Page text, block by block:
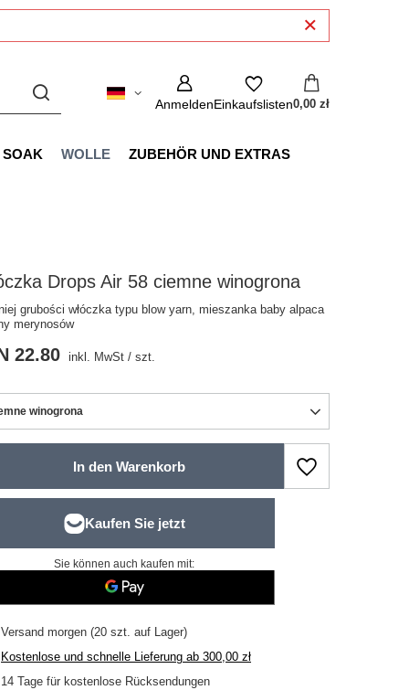
AnmeldenEinkaufslisten0,00 zł
SOAK WOLLE ZUBEHÖR UND EXTRAS
Drops Air 58 ciemne winogrona
grubości włóczka typu blow yarn, mieszanka baby alpaca
merynosów
winogrona
22.80 inkl. MwSt /szt.
In den Warenkorb
Sie können auch kaufen mit:
Versandmorgen(20 szt. auf Lager)
Kostenlose und schnelle Lieferung ab300,00 zł
14 Tage für kostenlose Rücksendungen